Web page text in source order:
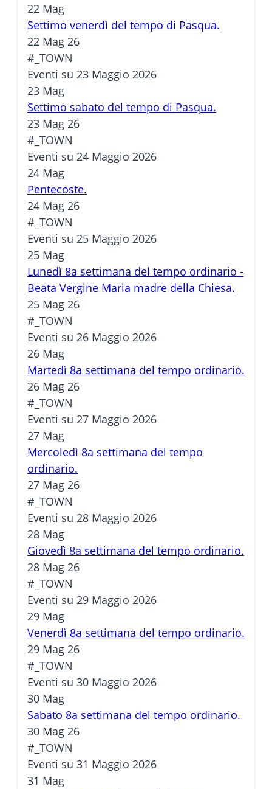
22 Mag
Settimo venerdì del tempo di Pasqua.
22 Mag 26
#_TOWN
Eventi su 23 Maggio 2026
23 Mag
Settimo sabato del tempo di Pasqua.
23 Mag 26
#_TOWN
Eventi su 24 Maggio 2026
24 Mag
Pentecoste.
24 Mag 26
#_TOWN
Eventi su 25 Maggio 2026
25 Mag
Lunedì 8a settimana del tempo ordinario -
Beata Vergine Maria madre della Chiesa.
25 Mag 26
#_TOWN
Eventi su 26 Maggio 2026
26 Mag
Martedì 8a settimana del tempo ordinario.
26 Mag 26
#_TOWN
Eventi su 27 Maggio 2026
27 Mag
Mercoledì 8a settimana del tempo
ordinario.
27 Mag 26
#_TOWN
Eventi su 28 Maggio 2026
28 Mag
Giovedì 8a settimana del tempo ordinario.
28 Mag 26
#_TOWN
Eventi su 29 Maggio 2026
29 Mag
Venerdì 8a settimana del tempo ordinario.
29 Mag 26
#_TOWN
Eventi su 30 Maggio 2026
30 Mag
Sabato 8a settimana del tempo ordinario.
30 Mag 26
#_TOWN
Eventi su 31 Maggio 2026
31 Mag